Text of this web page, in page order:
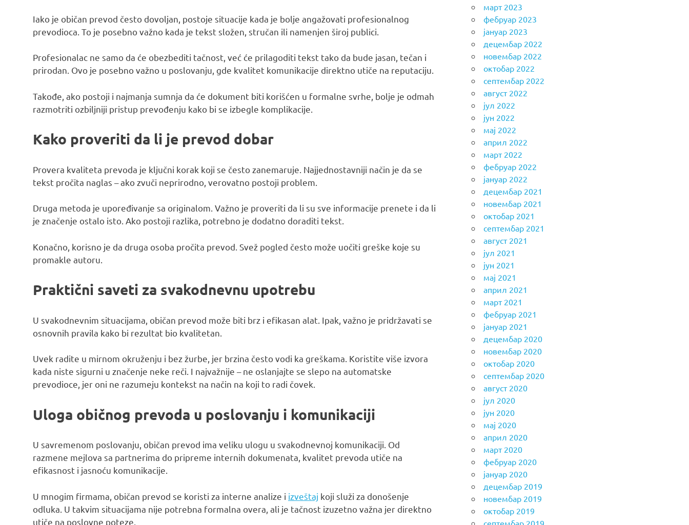
Iako je običan prevod često dovoljan, postoje situacije kada je bolje angažovati profesionalnog
prevodioca. To je posebno važno kada je tekst složen, stručan ili namenjen široj publici.
Profesionalac ne samo da će obezbediti tačnost, već će prilagoditi tekst tako da bude jasan, tečan i
prirodan. Ovo je posebno važno u poslovanju, gde kvalitet komunikacije direktno utiče na reputaciju.
Takođe, ako postoji i najmanja sumnja da će dokument biti korišćen u formalne svrhe, bolje je odmah
razmotriti ozbiljniji pristup prevođenju kako bi se izbegle komplikacije.
Kako proveriti da li je prevod dobar
Provera kvaliteta prevoda je ključni korak koji se često zanemaruje. Najjednostavniji način je da se
tekst pročita naglas – ako zvuči neprirodno, verovatno postoji problem.
Druga metoda je upoređivanje sa originalom. Važno je proveriti da li su sve informacije prenete i da li
je značenje ostalo isto. Ako postoji razlika, potrebno je dodatno doraditi tekst.
Konačno, korisno je da druga osoba pročita prevod. Svež pogled često može uočiti greške koje su
promakle autoru.
Praktični saveti za svakodnevnu upotrebu
U svakodnevnim situacijama, običan prevod može biti brz i efikasan alat. Ipak, važno je pridržavati se
osnovnih pravila kako bi rezultat bio kvalitetan.
Uvek radite u mirnom okruženju i bez žurbe, jer brzina često vodi ka greškama. Koristite više izvora
kada niste sigurni u značenje neke reči. I najvažnije – ne oslanjajte se slepo na automatske
prevodioce, jer oni ne razumeju kontekst na način na koji to radi čovek.
Uloga običnog prevoda u poslovanju i komunikaciji
U savremenom poslovanju, običan prevod ima veliku ulogu u svakodnevnoj komunikaciji. Od
razmene mejlova sa partnerima do pripreme internih dokumenata, kvalitet prevoda utiče na
efikasnost i jasnoću komunikacije.
U mnogim firmama, običan prevod se koristi za interne analize i izveštaj koji služi za donošenje
odluka. U takvim situacijama nije potrebna formalna overa, ali je tačnost izuzetno važna jer direktno
utiče na poslovne poteze.
март 2023
фебруар 2023
јануар 2023
децембар 2022
новембар 2022
октобар 2022
септембар 2022
август 2022
јул 2022
јун 2022
мај 2022
април 2022
март 2022
фебруар 2022
јануар 2022
децембар 2021
новембар 2021
октобар 2021
септембар 2021
август 2021
јул 2021
јун 2021
мај 2021
април 2021
март 2021
фебруар 2021
јануар 2021
децембар 2020
новембар 2020
октобар 2020
септембар 2020
август 2020
јул 2020
јун 2020
мај 2020
април 2020
март 2020
фебруар 2020
јануар 2020
децембар 2019
новембар 2019
октобар 2019
септембар 2019